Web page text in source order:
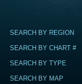
SEARCH BY REGION
SEARCH BY CHART #
SEARCH BY TYPE
SEARCH BY MAP